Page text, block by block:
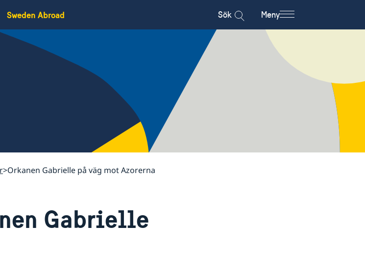
Sweden Abroad Sök Meny
Orkanen Gabrielle på väg mot Azorerna
Gabrielle